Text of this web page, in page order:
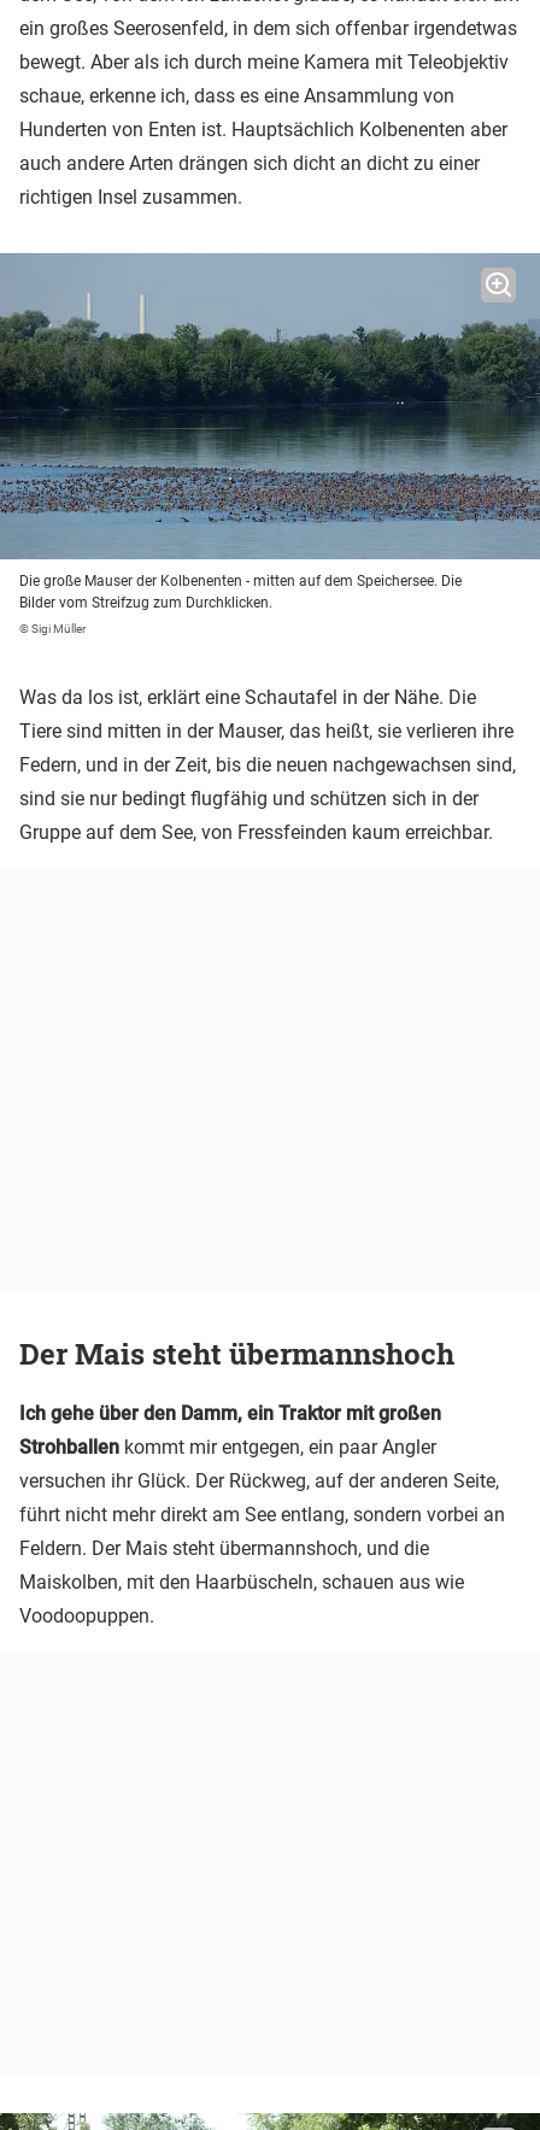
ein großes Seerosenfeld, in dem sich offenbar irgendetwas
bewegt. Aber als ich durch meine Kamera mit Teleobjektiv
schaue, erkenne ich, dass es eine Ansammlung von
Hunderten von Enten ist. Hauptsächlich Kolbenenten aber
auch andere Arten drängen sich dicht an dicht zu einer
richtigen Insel zusammen.
Die große Mauser der Kolbenenten - mitten auf dem Speichersee. Die
Bilder vom Streifzug zum Durchklicken.
© Sigi Müller
Was da los ist, erklärt eine Schautafel in der Nähe. Die
Tiere sind mitten in der Mauser, das heißt, sie verlieren ihre
Federn, und in der Zeit, bis die neuen nachgewachsen sind,
sind sie nur bedingt flugfähig und schützen sich in der
Gruppe auf dem See, von Fressfeinden kaum erreichbar.
Der Mais steht übermannshoch
Ich gehe über den Damm, ein Traktor mit großen
Strohballen kommt mir entgegen, ein paar Angler
versuchen ihr Glück. Der Rückweg, auf der anderen Seite,
führt nicht mehr direkt am See entlang, sondern vorbei an
Feldern. Der Mais steht übermannshoch, und die
Maiskolben, mit den Haarbüscheln, schauen aus wie
Voodoopuppen.